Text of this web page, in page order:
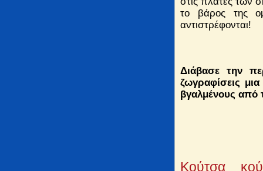
το βάρος της
αντιστρέφονται!
Διάβασε την
ζωγραφίσεις
βγαλμένους από
Κούτσα